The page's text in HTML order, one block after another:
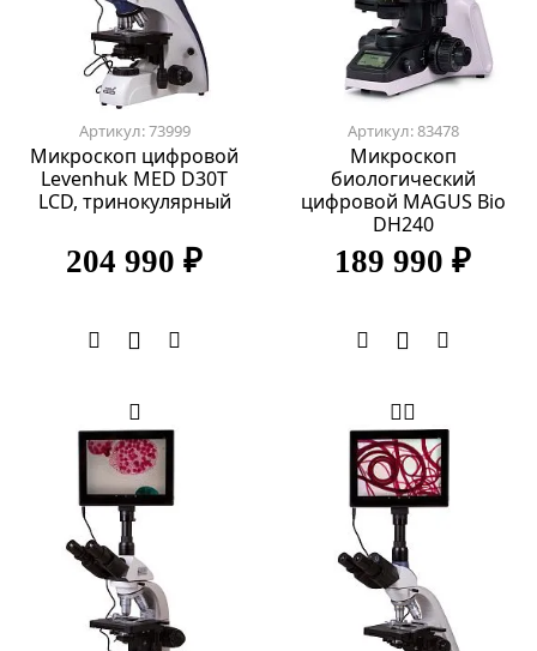
Артикул: 73999
Микроскоп цифровой
Levenhuk MED D30T
LCD, тринокулярный
204 990 ₽
Артикул: 83478
Микроскоп
биологический
цифровой MAGUS Bio
DH240
189 990 ₽